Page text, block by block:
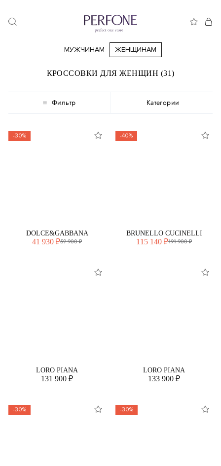
МУЖЧИНАМ ЖЕНЩИНАМ
КРОССОВКИ ДЛЯ ЖЕНЩИН (31)
Фильтр Категории
-30%
DOLCE&GABBANA
41 930 ₽59 900 ₽
-40%
BRUNELLO CUCINELLI
115 140 ₽191 900 ₽
LORO PIANA
131 900 ₽
LORO PIANA
133 900 ₽
-30% -30%